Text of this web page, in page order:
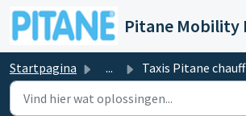
Doorgaan naar hoofdinhoud
Startpagina ... Taxis Pitane chauffeursapplicatie v2.0.8 configuratie